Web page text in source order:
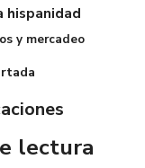
hispanidad
y mercadeo
lectura